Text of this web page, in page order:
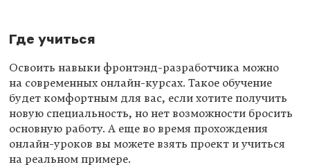
Где учиться
Освоить навыки фронтэнд-разработчика можно
на современных онлайн-курсах. Такое обучение
будет комфортным для вас, если хотите получить
новую специальность, но нет возможности бросить
основную работу. А еще во время прохождения
онлайн-уроков вы можете взять проект и учиться
на реальном примере.